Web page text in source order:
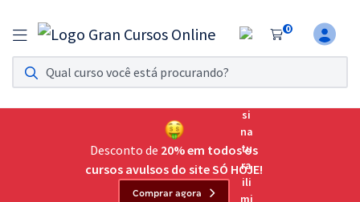
0
Assinatura Ilimitada 11
Acesso a todos os cursos. Teste grátis por 7 dias!
Assinatura OAB Até Passar
Acesso ilimitado a toda preparação para o Exame da
Desconto de 20% em todos os
cursos avulsos do site SÓ HOJE!
Comprar agora